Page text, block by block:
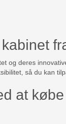
og deres
så du kan
at